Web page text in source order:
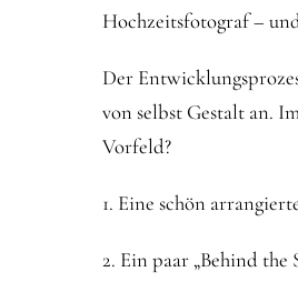
Hochzeitsfotograf –
Der
von selbst Gestalt an.
Vorfeld?
1. Eine schön
2. Ein paar „Behind the